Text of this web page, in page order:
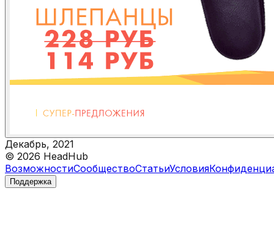
Декабрь, 2021
© 2026 HeadHub
ВозможностиСообществоСтатьиУсловия
Поддержка